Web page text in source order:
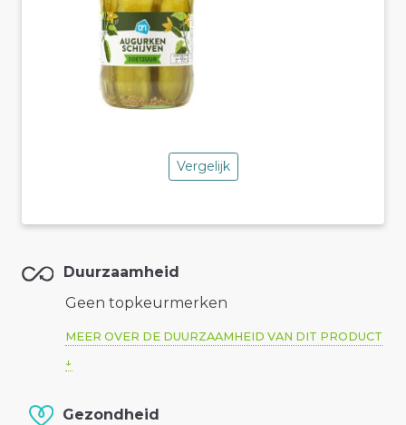
Vergelijk
Duurzaamheid
Geen topkeurmerken
MEER OVER DE DUURZAAMHEID VAN DIT PRODUCT
Gezondheid